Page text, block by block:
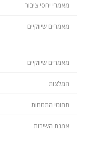
מאמרי יחסי ציבור
מאמרים שיווקיים
מאמרים שיווקיים
המלצות
תחומי התמחות
אמנת השירות